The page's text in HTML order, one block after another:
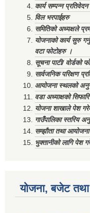
कार्य सम्पन्न
विल भरपाईहरु
समितिको अध्यक्षले
योजनाको कार्य सुरु
वटा फोटोहरु ।
सूचना पाटी/ वोर्डको
सार्वजनिक परिक्षण
आयोजना स्थलको
वडा अध्याक्षको
योजना शाखाले पेश
गाउँपालिका स्तरिय
सम्झौता तथा
भुक्तानीको लागि पेश
योजना, बजेट तथा